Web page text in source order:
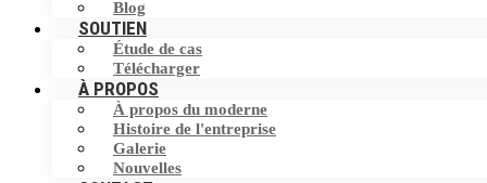
Blog
SOUTIEN
Étude de cas
Télécharger
À PROPOS
À propos du moderne
Histoire de l'entreprise
Galerie
Nouvelles